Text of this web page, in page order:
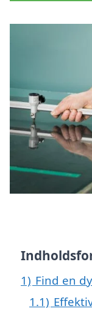
1) Find en
1.1)